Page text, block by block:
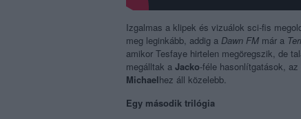
Izgalmas a klipek és vizuálok sci-fis
meg leginkább, addig a Dawn FM már a
amikor Tesfaye hirtelen megöregszik, de
megálltak a Jacko-féle hasonlítgatások,
Michaelhez áll közelebb.
Egy második trilógia